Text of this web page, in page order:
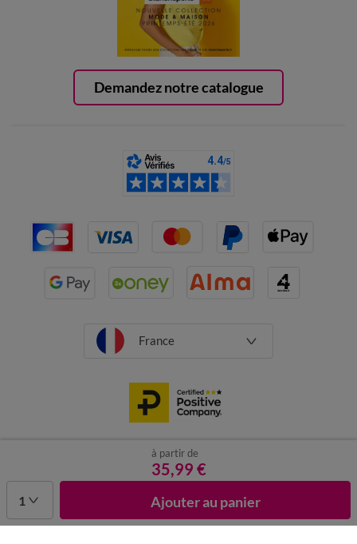
à partir de
35,99 €
1 Ajouter au panier
Demandez notre catalogue
France
Données personnelles